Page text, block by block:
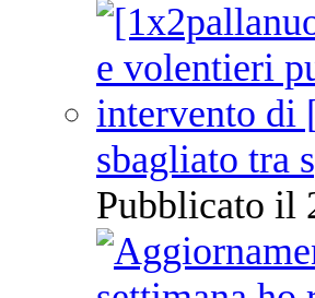
sbagliato tra
Pubblicato il